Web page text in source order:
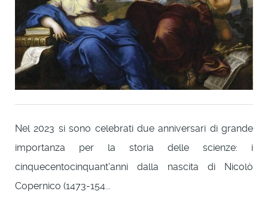
Nel 2023 si sono celebrati due anniversari di grande
importanza per la storia delle scienze: i
cinquecentocinquant’anni dalla nascita di Nicolò
Copernico (1473-154...